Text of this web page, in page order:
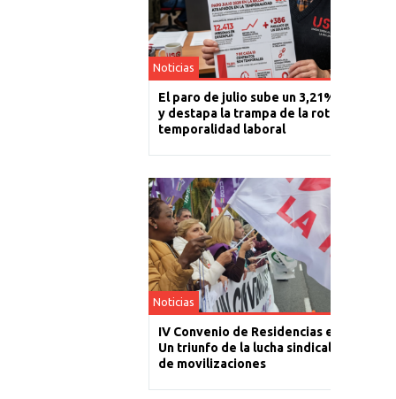
Noticias
El paro de julio sube un 3,21% en La
y destapa la trampa de la rotación y la
temporalidad laboral
Noticias
IV Convenio de Residencias en La Rioja:
Un triunfo de la lucha sindical tras un
de movilizaciones